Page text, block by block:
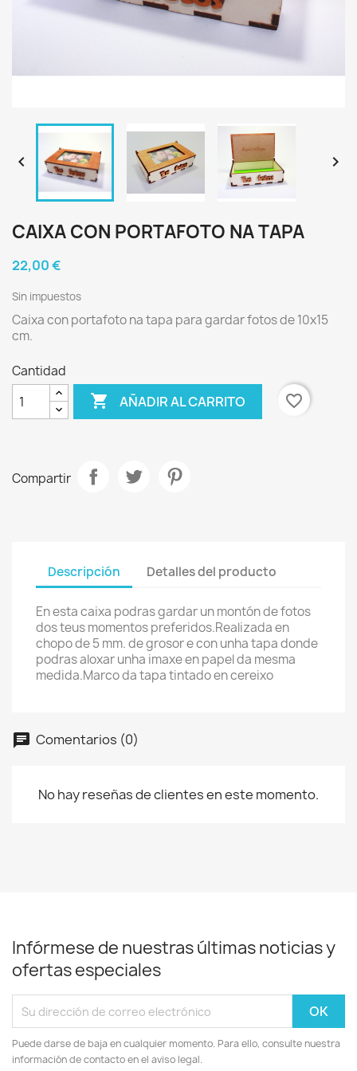
 
CAIXA CON PORTAFOTO NA TAPA
22,00 €
Sin impuestos
Caixa con portafoto na tapa para gardar fotos de 10x15
cm.
Cantidad
 AÑADIR AL CARRITO favorite_border
Compartir
Descripción Detalles del producto
En esta caixa podras gardar un montón de fotos
dos teus momentos preferidos.Realizada en
chopo de 5 mm. de grosor e con unha tapa donde
podras aloxar unha imaxe en papel da mesma
medida.Marco da tapa tintado en cereixo
Comentarios (0)
No hay reseñas de clientes en este momento.
Infórmese de nuestras últimas noticias y
ofertas especiales
Puede darse de baja en cualquier momento. Para ello, consulte nuestra
información de contacto en el aviso legal.